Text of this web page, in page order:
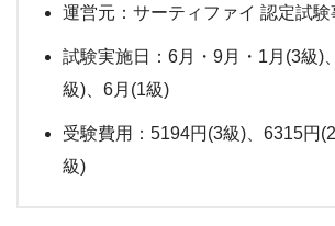
運営元：サーティファイ 認定試験
試験実施日：6月・9月・1月(3級)
級)、6月(1級)
受験費用：5194円(3級)、6315円
級)